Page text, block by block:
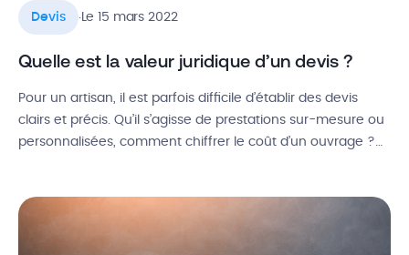
Devis .Le 15 mars 2022
Quelle est la valeur juridique d’un devis ?
Pour un artisan, il est parfois difficile d’établir des devis
clairs et précis. Qu’il s’agisse de prestations sur-mesure ou
personnalisées, comment chiffrer le coût d’un ouvrage ?
cet article, découvrez tous les tenants et aboutissants d’un